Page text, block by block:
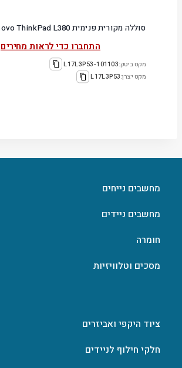
סוללה מקורית פנימית Lenovo ThinkPad L380
התחברו כדי לראות מחירים
מקט ביטק:101103-L17L3P53
מקט יצרן:L17L3P53
מחשבים נייחים
מחשבים ניידים
חומרה
מסכים וטלוויזיות
ציוד היקפי ואביזרים
חלקי חילוף לניידים